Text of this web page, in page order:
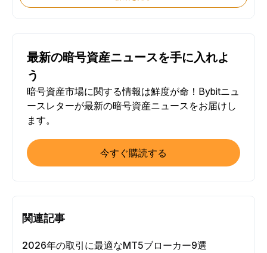
最新の暗号資産ニュースを手に入れよ
う
暗号資産市場に関する情報は鮮度が命！Bybitニュ
ースレターが最新の暗号資産ニュースをお届けし
ます。
今すぐ購読する
関連記事
2026年の取引に最適なMT5ブローカー9選